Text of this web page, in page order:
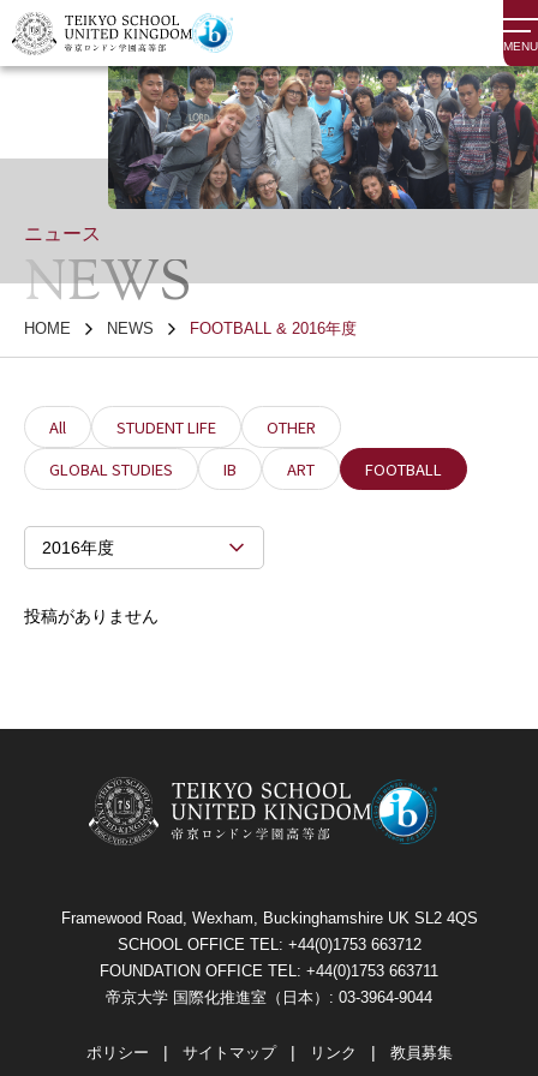
MENU
ニュース
NEWS
HOME NEWS FOOTBALL & 2016年度
All STUDENT LIFE
OTHER
GLOBAL STUDIES
IB ART FOOTBALL
2016年度
投稿がありません
Framewood Road, Wexham, Buckinghamshire UK SL2 4QS
SCHOOL OFFICE TEL: +44(0)1753 663712
FOUNDATION OFFICE TEL: +44(0)1753 663711
帝京大学 国際化推進室（日本）: 03-3964-9044
ポリシー サイトマップ リンク 教員募集